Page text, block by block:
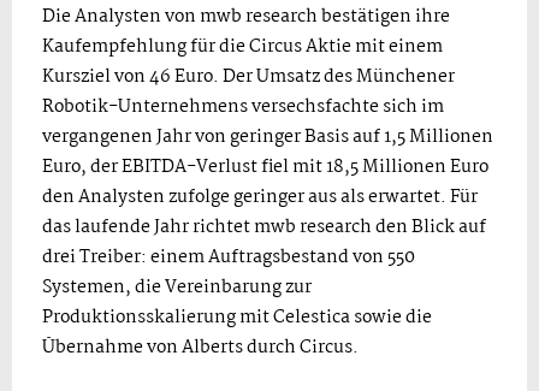
Die Analysten von mwb research bestätigen ihre
Kaufempfehlung für die Circus Aktie mit einem
Kursziel von 46 Euro. Der Umsatz des Münchener
Robotik-Unternehmens versechsfachte sich im
vergangenen Jahr von geringer Basis auf 1,5 Millionen
Euro, der EBITDA-Verlust fiel mit 18,5 Millionen Euro
den Analysten zufolge geringer aus als erwartet. Für
das laufende Jahr richtet mwb research den Blick auf
drei Treiber: einem Auftragsbestand von 550
Systemen, die Vereinbarung zur
Produktionsskalierung mit Celestica sowie die
Übernahme von Alberts durch Circus.